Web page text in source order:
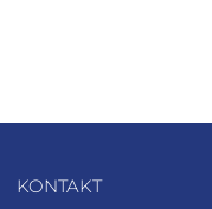
KONTAKT